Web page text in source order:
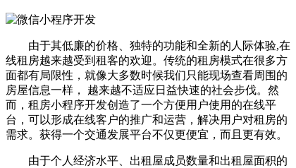
由于其低廉的价格、独特的功能和全新的人际体验,在
线租房越来越受到租客的欢迎。传统的租房模式在很多方
面都有局限性，就像大多数时候我们只能现场查看周围的
房屋信息一样， 越来越不适应日益快速的社会步伐。然
而，租房小程序开发创造了一个方便用户使用的在线平
台，可以形成在线客户的推广和运营，解决用户对租房的
需求。获得一个交通发展平台不仅更便宜，而且更有效。
由于个人经济水平、出租屋成员数量和出租屋面积的